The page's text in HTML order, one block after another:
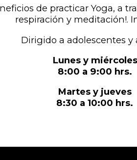
de practicar Yoga, a
respiración y meditación!.
Dirigido a adolescentes y
Lunes y miércoles
8:00 a 9:00 hrs.
Martes y jueves
8:30 a 10:00 hrs.